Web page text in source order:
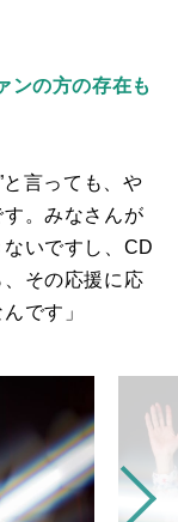
ンの方の存在も
と言っても、や
。みなさんが
いですし、 CD
その応援に応
です」